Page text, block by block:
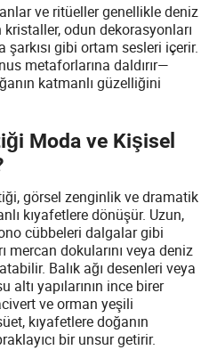
ve ritüeller genellikle deniz
odun dekorasyonları
gibi ortam sesleri içerir.
metaforlarına daldırır—
katmanlı güzelliğini
Moda ve Kişisel
görsel zenginlik ve dramatik
kıyafetlere dönüşür. Uzun,
cübbeleri dalgalar gibi
mercan dokularını veya deniz
Balık ağı desenleri veya
yapılarının ince birer
ve orman yeşili
kıyafetlere doğanın
bir unsur getirir.